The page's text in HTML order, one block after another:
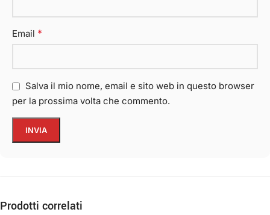
Email *
Salva il mio nome, email e sito web in questo browser
per la prossima volta che commento.
Prodotti correlati